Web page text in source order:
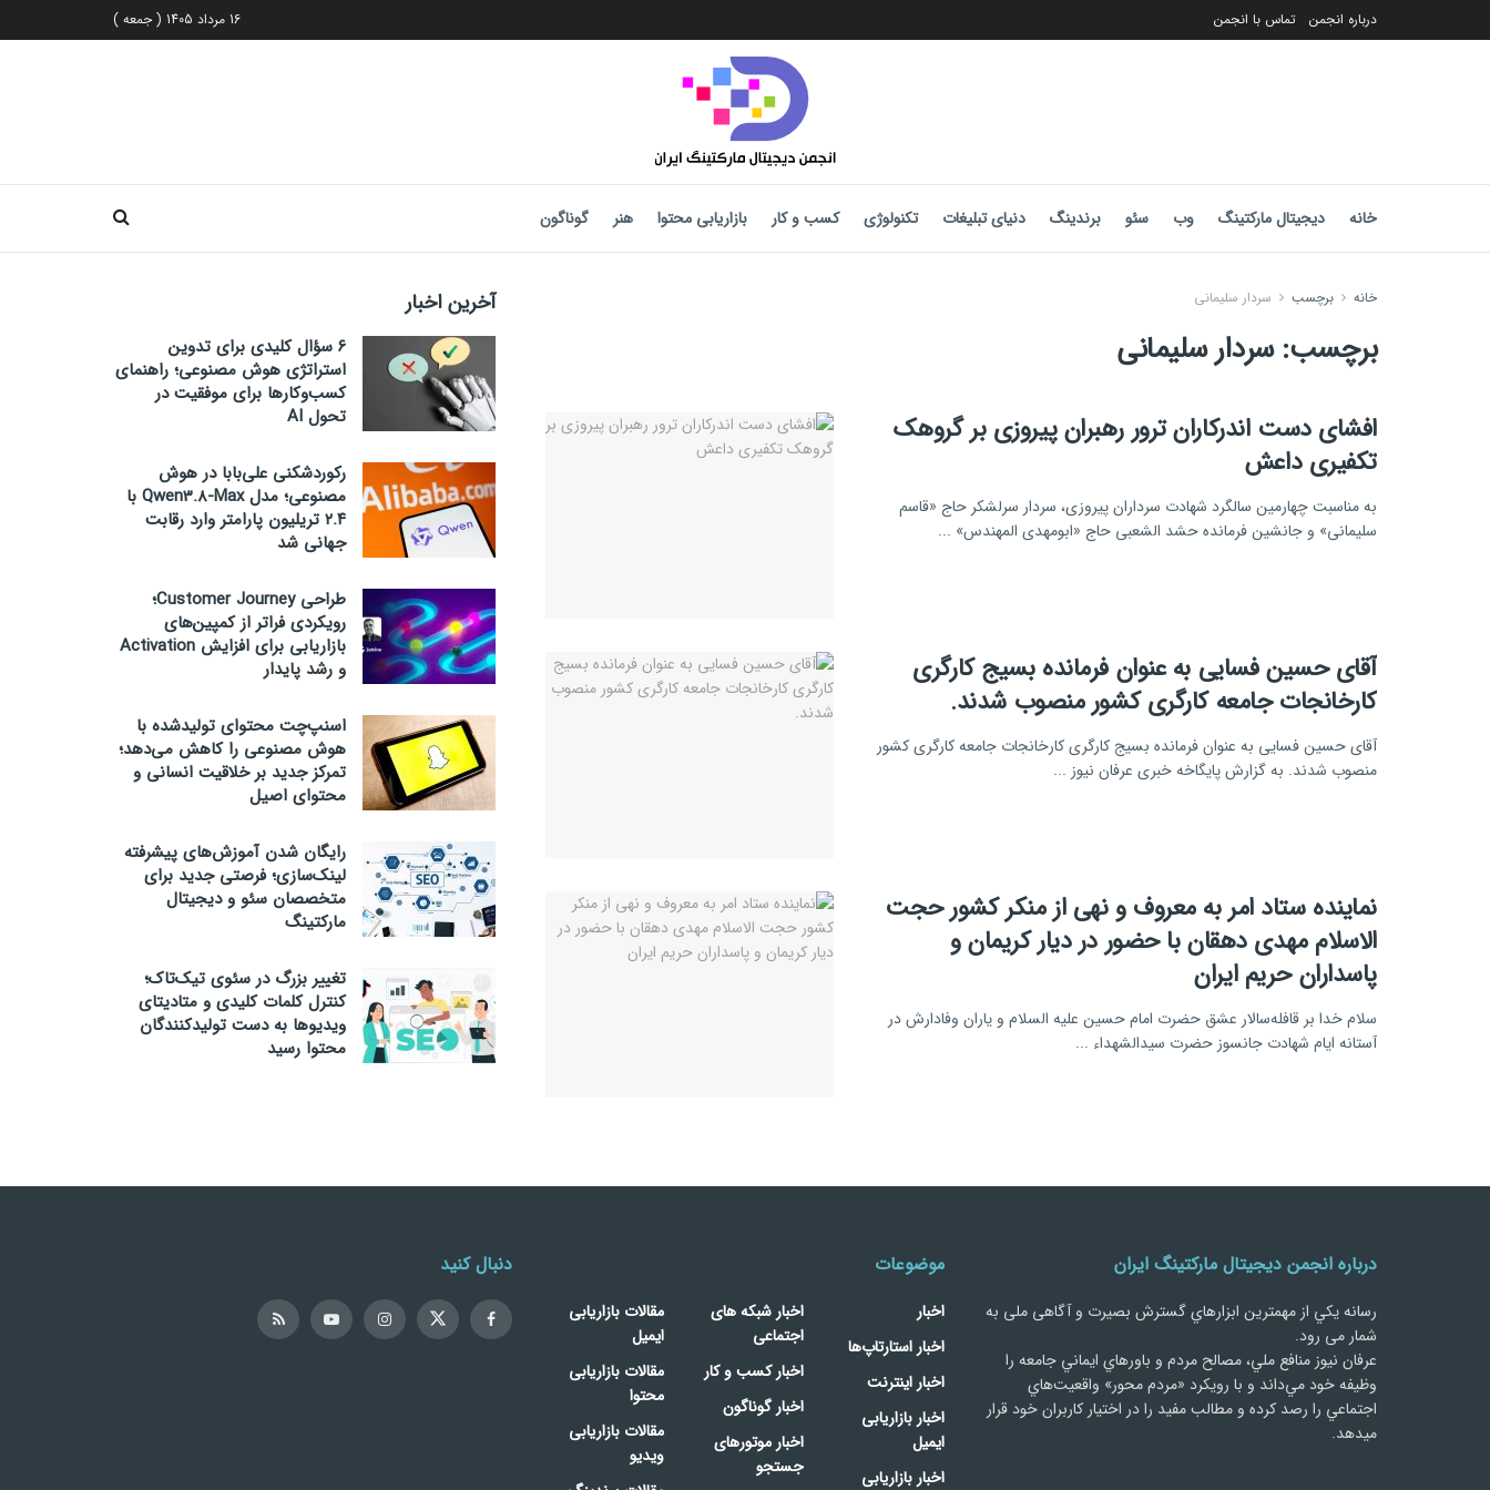
درباره انجمن تماس با انجمن 16 مرداد 1405 ( جمعه )
خانه دیجیتال مارکتینگ وب سئو برندینگ دنیای تبلیغات تکنولوژی کسب و کار بازاریابی محتوا هنر گوناگون
خانه برچسب سردار سلیمانی
برچسب:سردار سلیمانی
افشای دست اندرکاران ترور رهبران پیروزی بر گروهک
تکفیری داعش
به مناسبت چهارمین سالگرد شهادت سرداران پیروزی، سردار سرلشکر حاج «قاسم
سلیمانی» و جانشین فرمانده حشد الشعبی حاج «ابومهدی المهندس» ...
آقای حسین فسایی به عنوان فرمانده بسیج کارگری
کارخانجات جامعه کارگری کشور منصوب شدند.
آقای حسین فسایی به عنوان فرمانده بسیج کارگری کارخانجات جامعه کارگری کشور
منصوب شدند. به گزارش پایگاخه خبری عرفان نیوز ...
نماینده ستاد امر به معروف و نهی از منکر کشور حجت
الاسلام مهدی دهقان با حضور در دیار کریمان و
پاسداران حریم ایران
سلام خدا بر قافله‌سالار عشق حضرت امام حسین علیه السلام و یاران وفادارش در
آستانه ایام شهادت جانسوز حضرت سیدالشهداء ...
آخرین اخبار
۶ سؤال کلیدی برای تدوین
استراتژی هوش مصنوعی؛ راهنمای
کسب‌وکارها برای موفقیت در
تحول AI
رکوردشکنی علی‌بابا در هوش
مصنوعی؛ مدل Qwen3.8-Max با
۲.۴ تریلیون پارامتر وارد رقابت
جهانی شد
طراحی Customer Journey؛
رویکردی فراتر از کمپین‌های
بازاریابی برای افزایش Activation
و رشد پایدار
اسنپ‌چت محتوای تولیدشده با
هوش مصنوعی را کاهش می‌دهد؛
تمرکز جدید بر خلاقیت انسانی و
محتوای اصیل
رایگان شدن آموزش‌های پیشرفته
لینک‌سازی؛ فرصتی جدید برای
متخصصان سئو و دیجیتال
مارکتینگ
تغییر بزرگ در سئوی تیک‌تاک؛
کنترل کلمات کلیدی و متادیتای
ویدیوها به دست تولیدکنندگان
محتوا رسید
درباره انجمن دیجیتال مارکتینگ ایران
رسانه يكي از مهمترین ابزارهاي گسترش بصیرت و آگاهی ملی به
شمار می رود.
عرفان نیوز منافع ملي، مصالح مردم و باورهاي ايماني جامعه را
وظيفه خود مي‌داند و با رويكرد «مردم‌ محور» واقعيت‌هاي
اجتماعي را رصد کرده و مطالب مفید را در اختیار کاربران خود قرار
میدهد.
موضوعات
اخبار
اخبار استارتاپ‌ها
اخبار اینترنت
اخبار بازاریابی
ایمیل
اخبار بازاریابی
اخبار شبکه های
اجتماعی
اخبار کسب و کار
اخبار گوناگون
اخبار موتورهای
جستجو
مقالات بازاریابی
ایمیل
مقالات بازاریابی
محتوا
مقالات بازاریابی
ویدیو
دنبال کنید